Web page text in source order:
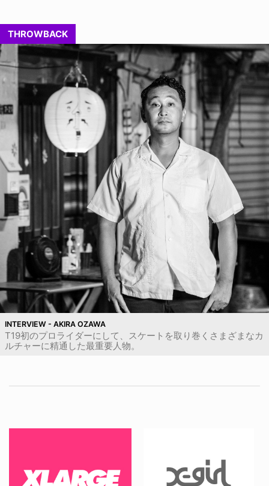
THROWBACK
INTERVIEW - AKIRA OZAWA
T19初のプロライダーにして、スケートを取り巻くさまざまなカ
ルチャーに精通した最重要人物。